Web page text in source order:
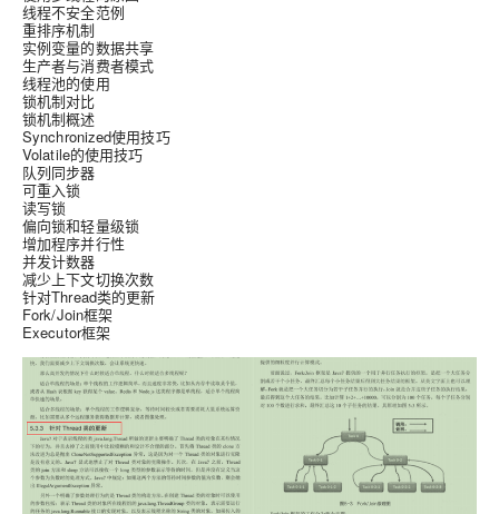
线程不安全范例
重排序机制
实例变量的数据共享
生产者与消费者模式
线程池的使用
锁机制对比
锁机制概述
Synchronized使用技巧
Volatile的使用技巧
队列同步器
可重入锁
读写锁
偏向锁和轻量级锁
增加程序并行性
并发计数器
减少上下文切换次数
针对Thread类的更新
Fork/Join框架
Executor框架